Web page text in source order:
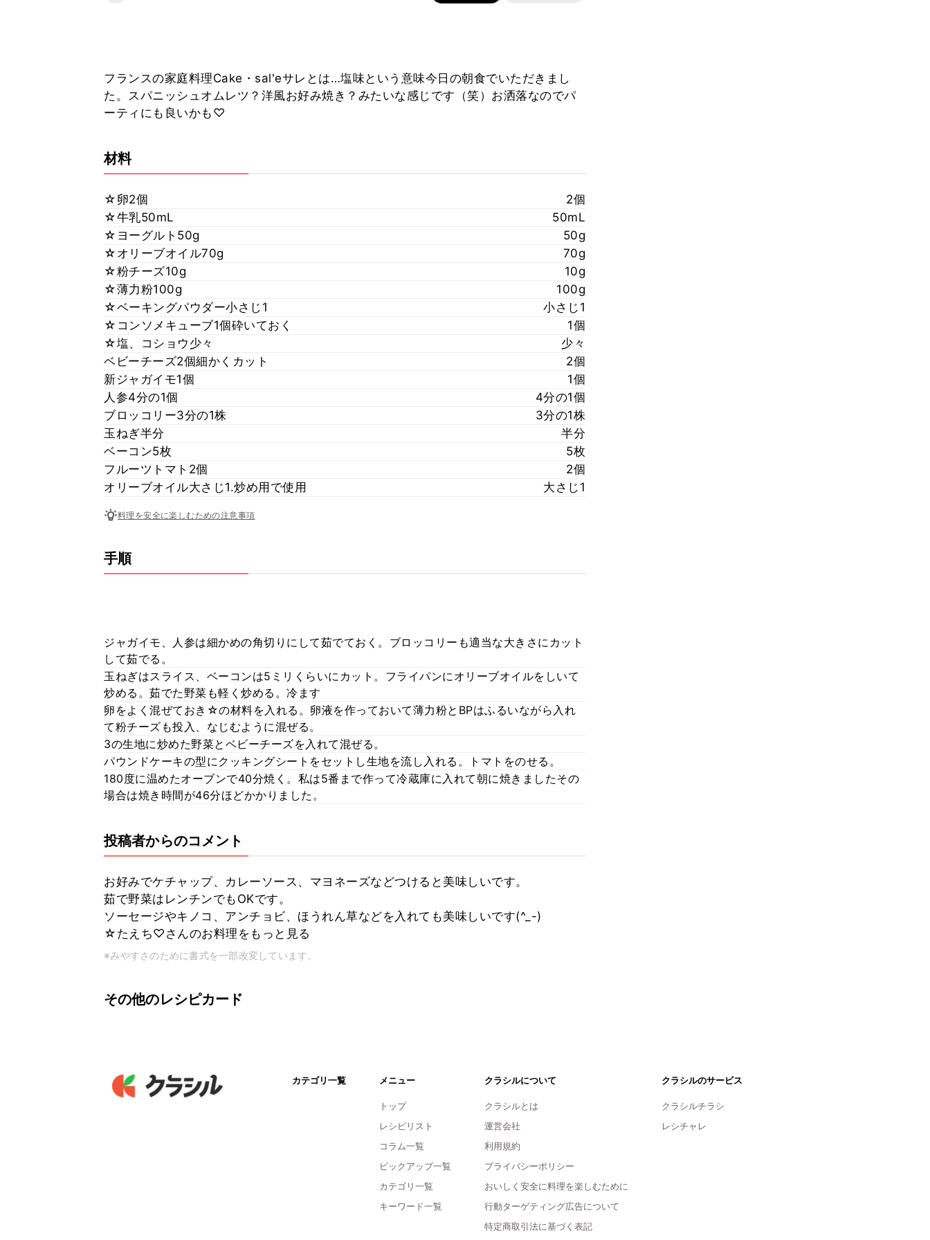
フランスの家庭料理Cake・sal'eサレとは…塩味という意味今日の朝食でいただきまし
た。スパニッシュオムレツ？洋風お好み焼き？みたいな感じです（笑）お洒落なのでパ
ーティにも良いかも♡
材料
☆卵2個
2個
☆牛乳50mL
50mL
☆ヨーグルト50g
50g
☆オリーブオイル70g
70g
☆粉チーズ10g
10g
☆薄力粉100g
100g
☆ベーキングパウダー小さじ1
小さじ1
☆コンソメキューブ1個砕いておく
1個
☆塩、コショウ少々
少々
ベビーチーズ2個細かくカット
2個
新ジャガイモ1個
1個
人参4分の1個
4分の1個
ブロッコリー3分の1株
3分の1株
玉ねぎ半分
半分
ベーコン5枚
5枚
フルーツトマト2個
2個
オリーブオイル大さじ1.炒め用で使用
大さじ1
料理を安全に楽しむための注意事項
手順
ジャガイモ、人参は細かめの角切りにして茹でておく。ブロッコリーも適当な大きさにカット
して茹でる。
玉ねぎはスライス、ベーコンは5ミリくらいにカット。フライパンにオリーブオイルをしいて
炒める。茹でた野菜も軽く炒める。冷ます
卵をよく混ぜておき☆の材料を入れる。卵液を作っておいて薄力粉とBPはふるいながら入れ
て粉チーズも投入、なじむように混ぜる。
3の生地に炒めた野菜とベビーチーズを入れて混ぜる。
パウンドケーキの型にクッキングシートをセットし生地を流し入れる。トマトをのせる。
180度に温めたオーブンで40分焼く。私は5番まで作って冷蔵庫に入れて朝に焼きましたその
場合は焼き時間が46分ほどかかりました。
投稿者からのコメント
お好みでケチャップ、カレーソース、マヨネーズなどつけると美味しいです。
茹で野菜はレンチンでもOKです。
ソーセージやキノコ、アンチョビ、ほうれん草などを入れても美味しいです(^_-)
☆たえち♡さんのお料理をもっと見る
※みやすさのために書式を一部改変しています。
その他のレシピカード
カテゴリ一覧 メニュー
トップ
レシピリスト
コラム一覧
ピックアップ一覧
カテゴリ一覧
キーワード一覧
クラシルについて
クラシルとは
運営会社
利用規約
プライバシーポリシー
おいしく安全に料理を楽しむために
行動ターゲティング広告について
特定商取引法に基づく表記
クラシルのサービス
クラシルチラシ
レシチャレ